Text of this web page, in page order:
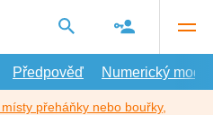
Předpověď Numerický model
přeháňky nebo bouřky,